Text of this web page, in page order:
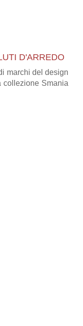
D'ARREDO
marchi del design
collezione Smania